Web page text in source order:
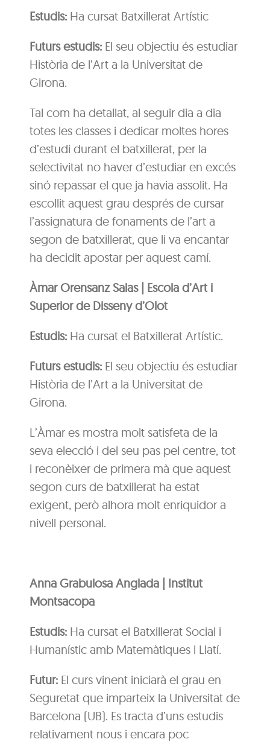
Estudis: Ha cursat Batxillerat Artístic
Futurs estudis: El seu objectiu és estudiar
Història de l’Art a la Universitat de
Girona.
Tal com ha detallat, al seguir dia a dia
totes les classes i dedicar moltes hores
d’estudi durant el batxillerat, per la
selectivitat no haver d’estudiar en excés
sinó repassar el que ja havia assolit. Ha
escollit aquest grau després de cursar
l’assignatura de fonaments de l’art a
segon de batxillerat, que li va encantar
ha decidit apostar per aquest camí.
Àmar Orensanz Salas | Escola d’Art i
Superior de Disseny d’Olot
Estudis: Ha cursat el Batxillerat Artístic.
Futurs estudis: El seu objectiu és estudiar
Història de l’Art a la Universitat de
Girona.
L’Àmar es mostra molt satisfeta de la
seva elecció i del seu pas pel centre, tot
i reconèixer de primera mà que aquest
segon curs de batxillerat ha estat
exigent, però alhora molt enriquidor a
nivell personal.
Anna Grabulosa Anglada | Institut
Montsacopa
Estudis: Ha cursat el Batxillerat Social i
Humanístic amb Matemàtiques i Llatí.
Futur: El curs vinent iniciarà el grau en
Seguretat que imparteix la Universitat de
Barcelona (UB). Es tracta d’uns estudis
relativament nous i encara poc